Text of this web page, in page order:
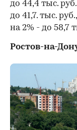
до 44,4 тыс.
до 41,7. тыс.
на 2% - до 58,7
Ростов-на-